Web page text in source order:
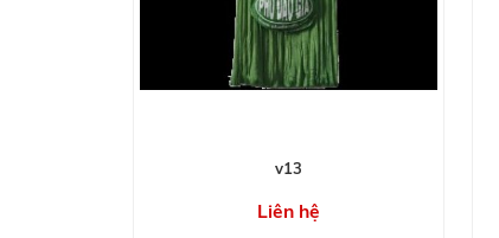
v13
Liên hệ